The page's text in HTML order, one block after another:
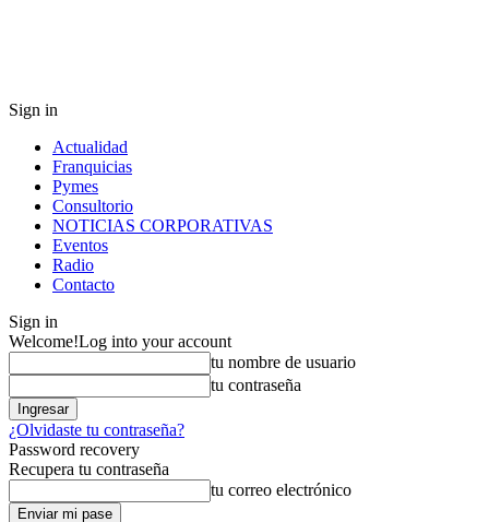
Sign in
Actualidad
Franquicias
Pymes
Consultorio
NOTICIAS CORPORATIVAS
Eventos
Radio
Contacto
Sign in
Welcome!Log into your account
tu nombre de usuario
tu contraseña
¿Olvidaste tu contraseña?
Password recovery
Recupera tu contraseña
tu correo electrónico